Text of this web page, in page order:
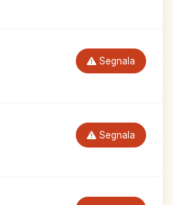
Segnala
Segnala